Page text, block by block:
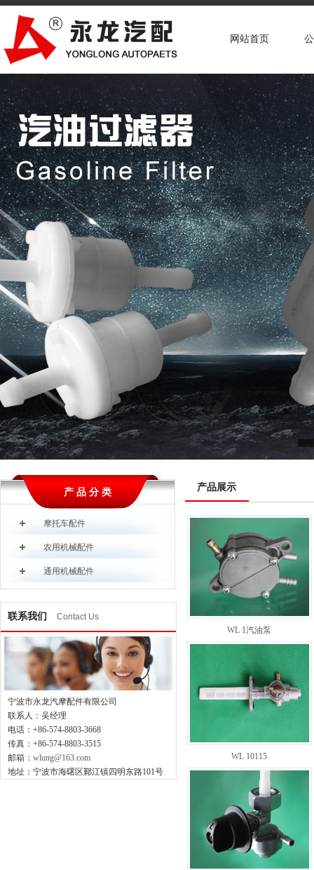
网站首页
产 品 分 类
摩托车配件
农用机械配件
通用机械配件
联系我们 Contact Us
宁波市永龙汽摩配件有限公司
联系人：吴经理
电话：+86-574-8803-3668
传真：+86-574-8803-3515
邮箱： wlung@163.com
地址：宁波市海曙区鄞江镇四明东路101号
产品展示
WL 1汽油泵
WL 10115